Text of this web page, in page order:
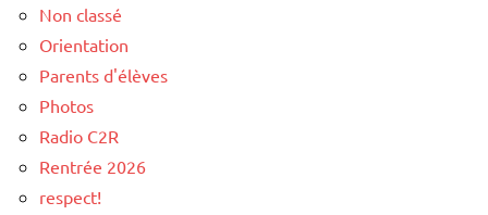
Non classé
Orientation
Parents d'élèves
Photos
Radio C2R
Rentrée 2026
respect!